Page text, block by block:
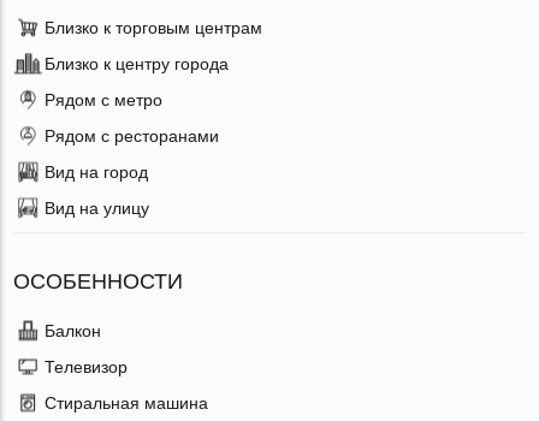
Близко к торговым центрам
Близко к центру города
Рядом с метро
Рядом с ресторанами
Вид на город
Вид на улицу
ОСОБЕННОСТИ
Балкон
Телевизор
Стиральная машина